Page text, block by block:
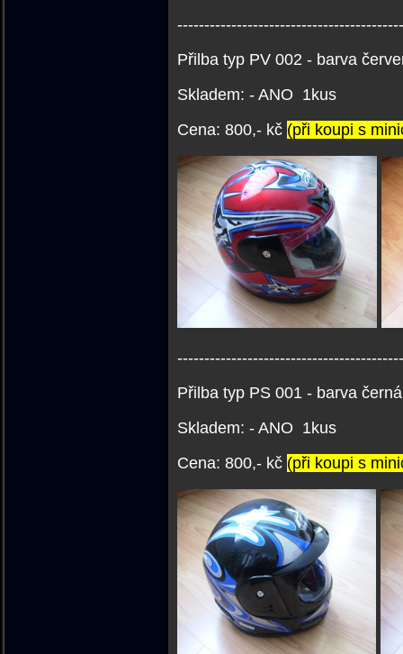
Přilba typ PV 002 - barva
Skladem: - ANO 1kus
Cena: 800,- kč (při koupi s
Přilba typ PS 001 - barva
Skladem: - ANO 1kus
Cena: 800,- kč (při koupi s